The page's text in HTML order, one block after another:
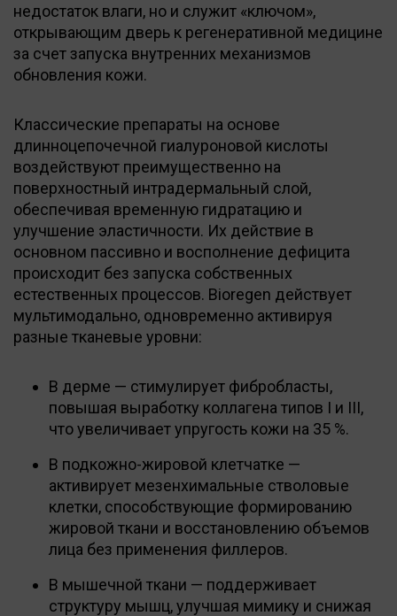
недостаток влаги, но и служит «ключом»,
открывающим дверь к регенеративной медицине
за счет запуска внутренних механизмов
обновления кожи.
Классические препараты на основе
длинноцепочечной гиалуроновой кислоты
воздействуют преимущественно на
поверхностный интрадермальный слой,
обеспечивая временную гидратацию и
улучшение эластичности. Их действие в
основном пассивно и восполнение дефицита
происходит без запуска собственных
естественных процессов. Bioregen действует
мультимодально, одновременно активируя
разные тканевые уровни:
В дерме — стимулирует фибробласты,
повышая выработку коллагена типов I и III,
что увеличивает упругость кожи на 35 %.
В подкожно-жировой клетчатке —
активирует мезенхимальные стволовые
клетки, способствующие формированию
жировой ткани и восстановлению объемов
лица без применения филлеров.
В мышечной ткани — поддерживает
структуру мышц, улучшая мимику и снижая